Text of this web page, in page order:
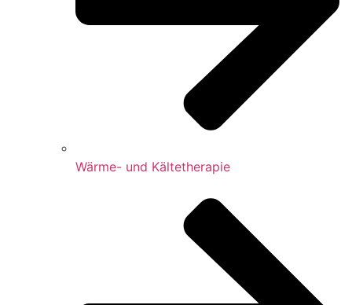
Wärme- und Kältetherapie